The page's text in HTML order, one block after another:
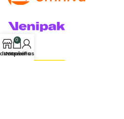
0
Krepšelis
Mano Paskyra